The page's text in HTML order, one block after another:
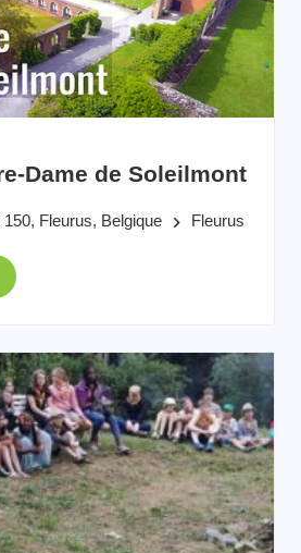
Dame de Soleilmont
Fleurus, Belgique keyboard_arrow_right Fleurus